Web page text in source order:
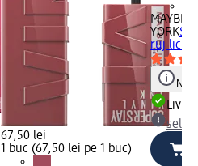
67,50 lei
1 buc (67,50 lei pe 1 buc)
YORK
ruj
Notă